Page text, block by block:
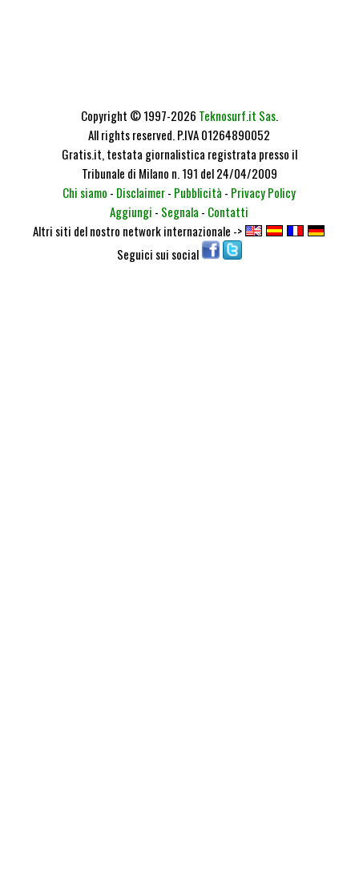
Copyright © 1997-2026 Teknosurf.it Sas.
All rights reserved. P.IVA 01264890052
Gratis.it, testata giornalistica registrata presso il
Tribunale di Milano n. 191 del 24/04/2009
Chi siamo - Disclaimer- Pubblicità - Privacy Policy
Aggiungi - Segnala - Contatti
Altri siti del nostro network internazionale ->
Seguici sui social